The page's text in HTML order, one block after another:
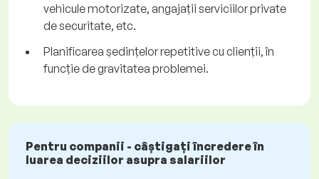
vehicule motorizate, angajații serviciilor private
de securitate, etc.
Planificarea ședințelor repetitive cu clienții, în
funcție de gravitatea problemei.
Pentru companii - câștigați încredere în
luarea deciziilor asupra salariilor